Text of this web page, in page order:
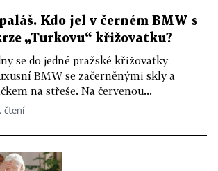
Kdo jel v černém BMW s
„Turkovu“ křižovatku?
se do jedné pražské křižovatky
BMW se začerněnými skly a
na střeše. Na červenou...
čtení